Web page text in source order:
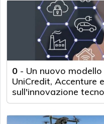
0 - Un nuovo
UniCredit, Accenture
sull'innovazione